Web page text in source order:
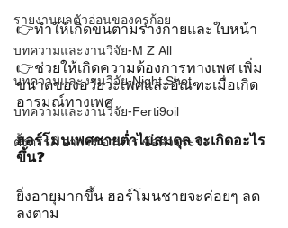
รายงานผลตัวอ่อนของครูก้อย
บทความและงานวิจัย-M Z All
บทความและงานวิจัย-Night Shot
บทความและงานวิจัย-Ferti9oil
ตั้งครรภ์ อาการ อาหาร ข้อควรระวัง
👉ทำให้เกิดขนตามร่างกายและใบหน้า
👉ช่วยให้เกิดความต้องการทางเพศ เพิ่ม
ขนาดของอวัยวะเพศและอัณฑะเมื่อเกิด
อารมณ์ทางเพศ
ฮอร์โมนเพศชายต่ำไม่สมดุล จะเกิดอะไร
ขึ้น❓
ยิ่งอายุมากขึ้น ฮอร์โมนชายจะค่อยๆ ลด
ลงตาม